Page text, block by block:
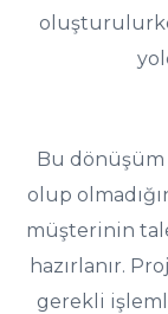
Bu dönüşüm
olup
müşterinin
hazırlanır.
gerekli